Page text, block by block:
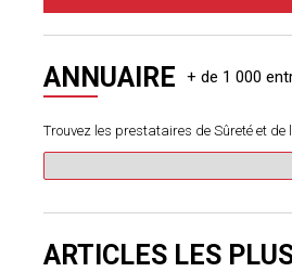
ANNUAIRE
Trouvez les prestataires de Sûreté et de
ARTICLES LES